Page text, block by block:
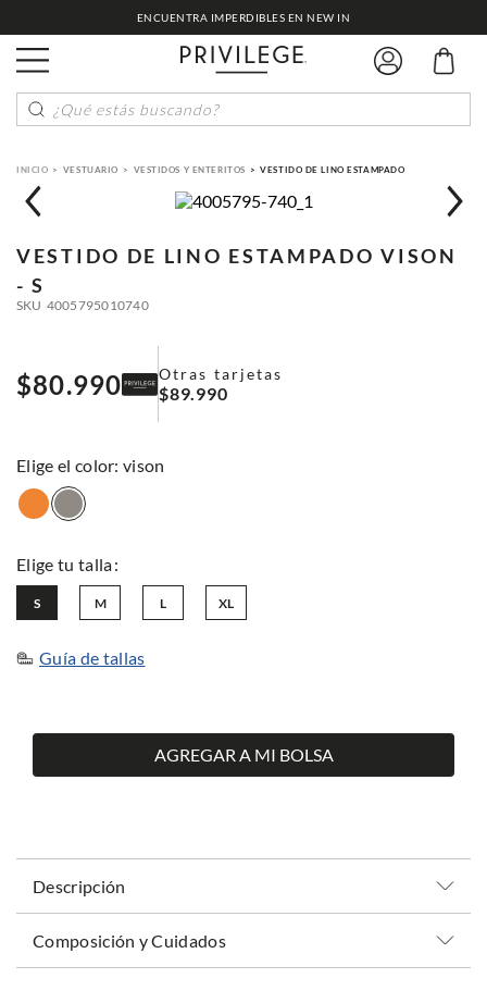
ENCUENTRA IMPERDIBLES EN NEW IN
¿Qué estás buscando?
VESTUARIO VESTIDOS Y ENTERITOS VESTIDO DE LINO ESTAMPADO
VESTIDO DE LINO ESTAMPADO VISON
- S
SKU 4005795010740
$80.990 Otras tarjetas
$89.990
: vison
L
M
S XL
Guía de tallas
AGREGAR A MI BOLSA
Descripción
Composición y Cuidados